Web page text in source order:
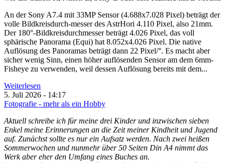
An der Sony A7.4 mit 33MP Sensor (4.688x7.028 Pixel) beträgt der
volle Bildkreisdurch-messer des AstrHori 4.110 Pixel, also 21mm.
Der 180°-Bildkreisdurchmesser beträgt 4.026 Pixel, das voll
sphärische Panorama (Equi) hat 8.052x4.026 Pixel. Die native
Auflösung des Panoramas beträgt dann 22 Pixel/°. Es macht aber
sicher wenig Sinn, einen höher auflösenden Sensor am dem 6mm-
Fisheye zu verwenden, weil dessen Auflösung bereits mit dem...
Weiterlesen
5. Juli 2026 - 14:17
Fotografie - mehr als ein Hobby
Aktuell schreibe ich für meine drei Kinder und inzwischen sieben
Enkel meine Erinnerungen an die Zeit meiner Kindheit und Jugend
auf. Zunächst sollte es nur ein Aufsatz werden. Nach zwei heißen
Sommerwochen und nunmehr über 50 Seiten Din A4 nimmt das
Werk aber eher den Umfang eines Buches an.